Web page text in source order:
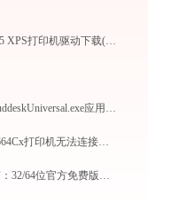
(2025最新)联想M7105 XPS打印机驱动下载(官方Win10/Win11)
天翼云电脑CtyunClouddeskUniversal.exe应用程序错误0xc000001d解决方法
(2026最新) 佳能LBP664Cx打印机无法连接？如何解决 - 金山毒霸
mdnsNSP.dll下载指南：32/64位官方免费版解决DLL缺失问题